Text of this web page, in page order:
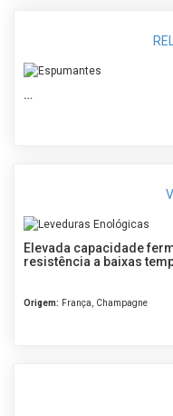
…
Elevada capacidade
resistência a baixas
Origem: França, Champagne